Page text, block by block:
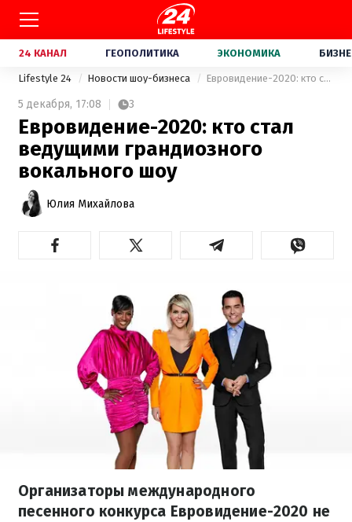
24 КАНАЛ ГЕОПОЛИТИКА ЭКОНОМИКА
Lifestyle 24 Новости шоу-бизнеса Евровидение-2020: кто стал ведущими грандиозного вокального шоу
5 декабря, 17:08 3
Евровидение-2020: кто стал
ведущими грандиозного
вокального шоу
Юлия Михайлова
Организаторы международного
песенного конкурса Евровидение-2020 не